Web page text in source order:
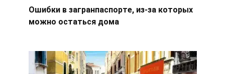
Ошибки в загранпаспорте, из-за которых
можно остаться дома